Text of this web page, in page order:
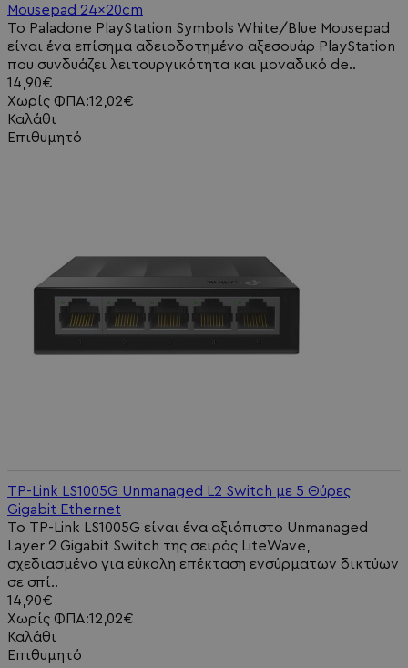
Mousepad 24x20cm
Το Paladone PlayStation Symbols White/Blue Mousepad
είναι ένα επίσημα αδειοδοτημένο αξεσουάρ PlayStation
που συνδυάζει λειτουργικότητα και μοναδικό de..
14,90€
Χωρίς ΦΠΑ:12,02€
Καλάθι
Επιθυμητό
TP-Link LS1005G Unmanaged L2 Switch με 5 Θύρες
Gigabit Ethernet
Το TP-Link LS1005G είναι ένα αξιόπιστο Unmanaged
Layer 2 Gigabit Switch της σειράς LiteWave,
σχεδιασμένο για εύκολη επέκταση ενσύρματων δικτύων
σε σπί..
14,90€
Χωρίς ΦΠΑ:12,02€
Καλάθι
Επιθυμητό